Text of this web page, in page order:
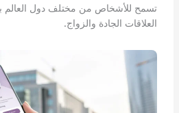
تسمح للأشخاص من مختلف دول العالم
العلاقات الجادة والزواج.